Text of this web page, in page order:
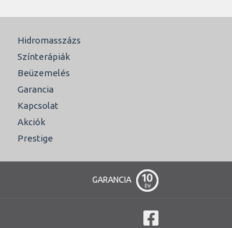
Hidromasszázs
Színterápiák
Beüzemelés
Garancia
Kapcsolat
Akciók
Prestige
GARANCIA